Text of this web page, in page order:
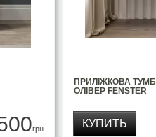
грн
ПРИЛІЖКОВА
ОЛІВЕР FENSTER
КУПИТЬ